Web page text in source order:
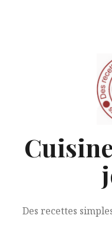
Des recettes